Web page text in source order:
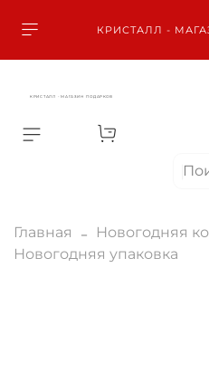
КРИСТАЛЛ -
КРИСТАЛЛ - МАГАЗИН ПОДАРКОВ
Главная
Новогодняя
Новогодняя упаковка